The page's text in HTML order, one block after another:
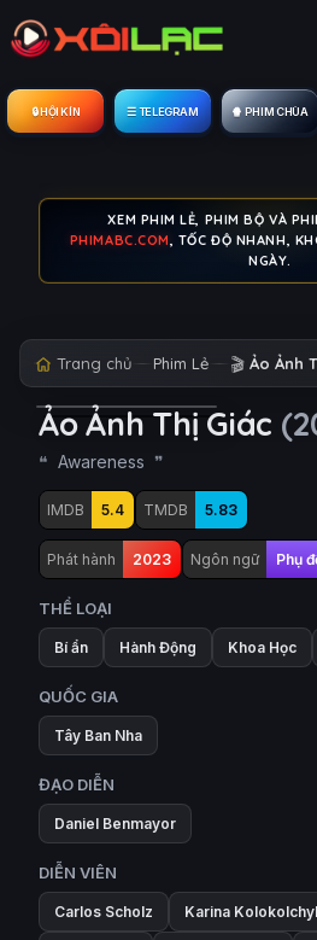
🔒︎ HỘI KÍN ☰ TELEGRAM 🍿 PHIM CHÙA
XEM PHIM LẺ, PHIM BỘ VÀ
PHIMABC.COM, TỐC ĐỘ NHANH,
NGÀY.
Trang chủ Phim Lẻ 🎬 Ảo Ảnh
Ảo Ảnh Thị Giác
Awareness
IMDB 5.4 TMDB 5.83
Phát hành 2023 Ngôn ngữ Phụ
THỂ LOẠI
Bí ẩn Hành Động Khoa Học
QUỐC GIA
Tây Ban Nha
ĐẠO DIỄN
Daniel Benmayor
DIỄN VIÊN
Carlos Scholz Karina